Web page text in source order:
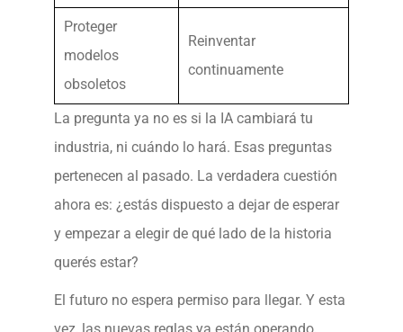
Proteger
modelos
obsoletos
Reinventar
continuamente
La pregunta ya no es si la IA cambiará tu
industria, ni cuándo lo hará. Esas preguntas
pertenecen al pasado. La verdadera cuestión
ahora es: ¿estás dispuesto a dejar de esperar
y empezar a elegir de qué lado de la historia
querés estar?
El futuro no espera permiso para llegar. Y esta